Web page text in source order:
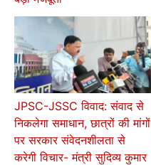
JPSC-JSSC विवाद: संवाद से
निकलेगा समाधान, छात्रों की मांगों
पर सरकार संवेदनशीलता से
करेगी विचार- मंत्री सुदिव्य कुमार